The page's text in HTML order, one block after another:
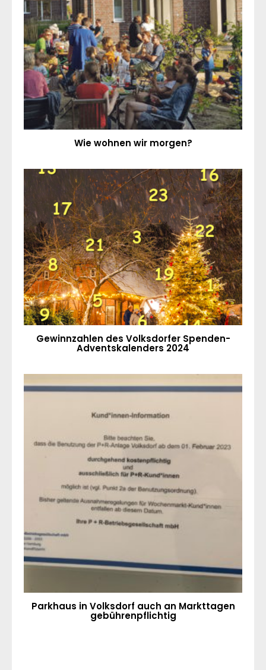
Wie wohnen wir morgen?
Gewinnzahlen des Volksdorfer Spenden-
Adventskalenders 2024
Parkhaus in Volksdorf auch an Markttagen
gebührenpflichtig